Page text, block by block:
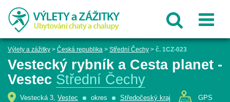
Výlety a zážitky > Česká republika > Střední Čechy > č. 1CZ-023
Vestecký rybník a Cesta planet -
Vestec Střední Čechy
Vestecká 3, Vestec okres Středočeský kraj
GPS